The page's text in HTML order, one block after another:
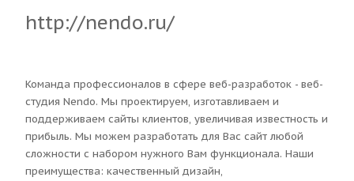
http://nendo.ru/
Команда профессионалов в сфере веб-разработок - веб-
студия Nendo. Мы проектируем, изготавливаем и
поддерживаем сайты клиентов, увеличивая известность и
прибыль. Мы можем разработать для Вас сайт любой
сложности с набором нужного Вам функционала. Наши
преимущества: качественный дизайн,